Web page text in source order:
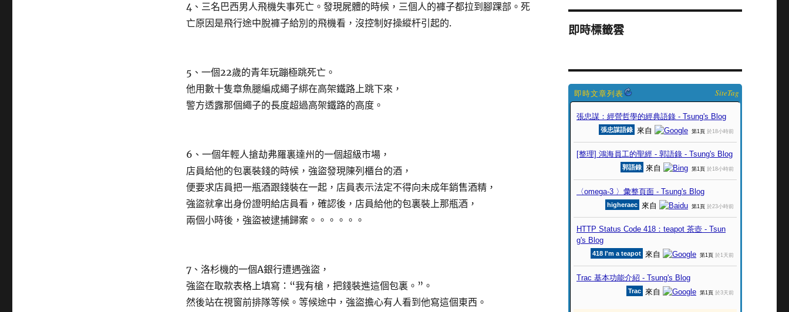
4、三名巴西男人飛機失事死亡。發現屍體的時候，三個人的褲子都拉到腳踝部。死
亡原因是飛行途中脫褲子給別的飛機看，沒控制好操縱杆引起的.
5、一個22歲的青年玩蹦極跳死亡。
他用數十隻章魚腿編成繩子綁在高架鐵路上跳下來，
警方透露那個繩子的長度超過高架鐵路的高度。
6、一個年輕人搶劫弗羅裏達州的一個超級市場，
店員給他的包裏裝錢的時候，強盜發現陳列櫃台的酒，
便要求店員把一瓶酒跟錢裝在一起，店員表示法定不得向未成年銷售酒精，
強盜就拿出身份證明給店員看，確認後，店員給他的包裏裝上那瓶酒，
兩個小時後，強盜被逮捕歸案。。。。。。
7、洛杉機的一個A銀行遭遇強盜，
強盜在取款表格上填寫：“我有槍，把錢裝進這個包裏。”。
然後站在視窗前排隊等候。等候途中，強盜擔心有人看到他寫這個東西。
即時標籤雲
SiteTag